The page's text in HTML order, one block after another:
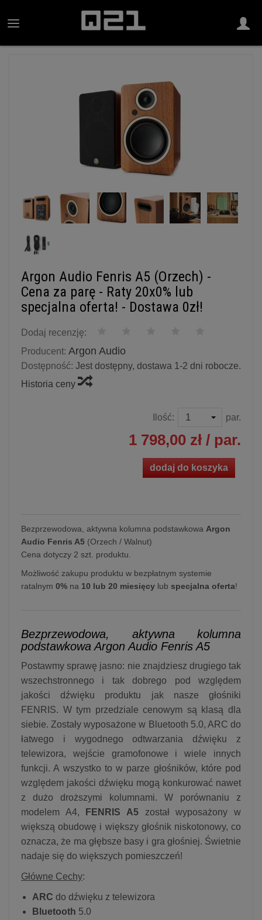
Argon Audio Fenris A5 (Orzech) -
Cena za parę - Raty 20x0% lub
specjalna oferta! - Dostawa 0zł!
Dodaj recenzję:
Producent: Argon Audio
Dostępność: Jest dostępny, dostawa 1-2 dni robocze.
Historia ceny
Ilość: par.
1 798,00 zł / par.
dodaj do koszyka
Bezprzewodowa, aktywna kolumna podstawkowa Argon
Audio Fenris A5 (Orzech / Walnut)
Cena dotyczy 2 szt. produktu.
Możliwość zakupu produktu w bezpłatnym systemie
ratalnym 0% na 10 lub 20 miesięcy lub specjalna oferta!
Bezprzewodowa, aktywna kolumna
podstawkowa Argon Audio Fenris A5
Postawmy sprawę jasno: nie znajdziesz drugiego tak
wszechstronnego i tak dobrego pod względem
jakości dźwięku produktu jak nasze głośniki
FENRIS. W tym przedziale cenowym są klasą dla
siebie. Zostały wyposażone w Bluetooth 5.0, ARC do
łatwego i wygodnego odtwarzania dźwięku z
telewizora, wejście gramofonowe i wiele innych
funkcji. A wszystko to w parze głośników, które pod
względem jakości dźwięku mogą konkurować nawet
z dużo droższymi kolumnami. W porównaniu z
modelem A4,
FENRIS A5 został wyposażony w
większą obudowę i większy głośnik niskotonowy, co
oznacza, że ma głębsze basy i gra głośniej. Świetnie
nadaje się do większych pomieszczeń!
Główne Cechy:
ARC do dźwięku z telewizora
Bluetooth 5.0